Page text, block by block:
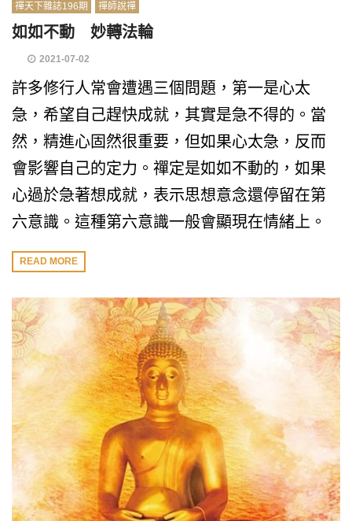
禪天下雜誌196期 禪師說禪
如如不動 妙轉法輪
2021-07-02
許多修行人常會遭遇三個問題，第一是心太
急，希望自己趕快成就，其實是急不得的。當
然，精進心固然很重要，但如果心太急，反而
會影響自己的定力。禪定是如如不動的，如果
心過於急著想成就，表示思想意念還停留在第
六意識。這種第六意識一般會顯現在情緒上。
READ MORE